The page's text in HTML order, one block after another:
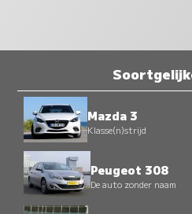
Mazda 3
Klasse(n)strijd
Peugeot 308
De auto zonder naam